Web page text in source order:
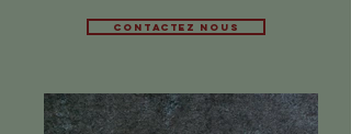
CONTACTEZ NOUS